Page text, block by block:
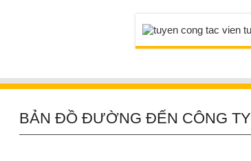
BẢN ĐỒ ĐƯỜNG ĐẾN CÔNG TY